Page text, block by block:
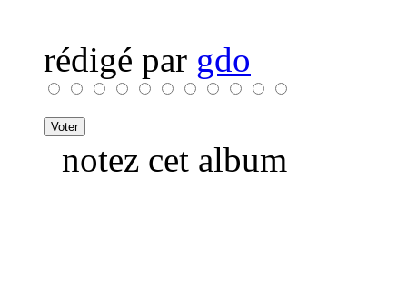
rédigé par gdo
notez cet album